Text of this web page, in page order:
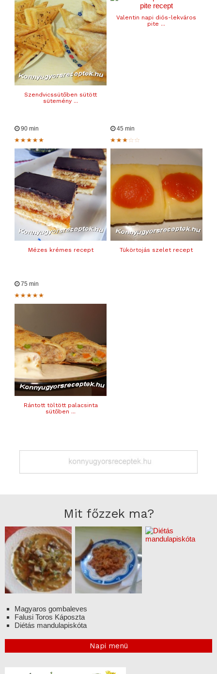
Szendvicssütőben sütött
sütemény ...
Valentin napi diós-lekváros
pite ...
90 min
Mézes krémes recept
45 min
Tükörtojás szelet recept
75 min
Rántott töltött palacsinta
sütőben ...
Mit főzzek ma?
Magyaros gombaleves
Falusi Toros Káposzta
Diétás mandulapiskóta
Napi menü